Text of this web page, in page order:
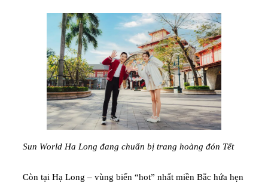
Sun World Ha Long đang chuẩn bị trang hoàng đón Tết
Còn tại Hạ Long – vùng biển “hot” nhất miền Bắc hứa hẹn